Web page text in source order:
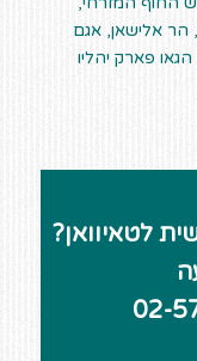
הר אלישאן, אגם
פארק יהליו
לטאיוואן?